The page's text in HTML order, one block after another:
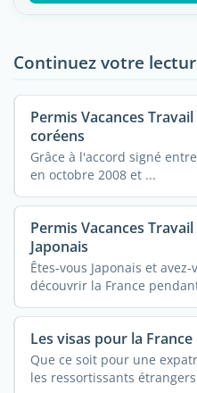
Continuez votre
Permis Vacances
coréens
Grâce à l'accord signé
en octobre 2008 et ...
Permis Vacances
Japonais
Êtes-vous Japonais et
découvrir la France
Les visas pour la France
Que ce soit pour une
les ressortissants